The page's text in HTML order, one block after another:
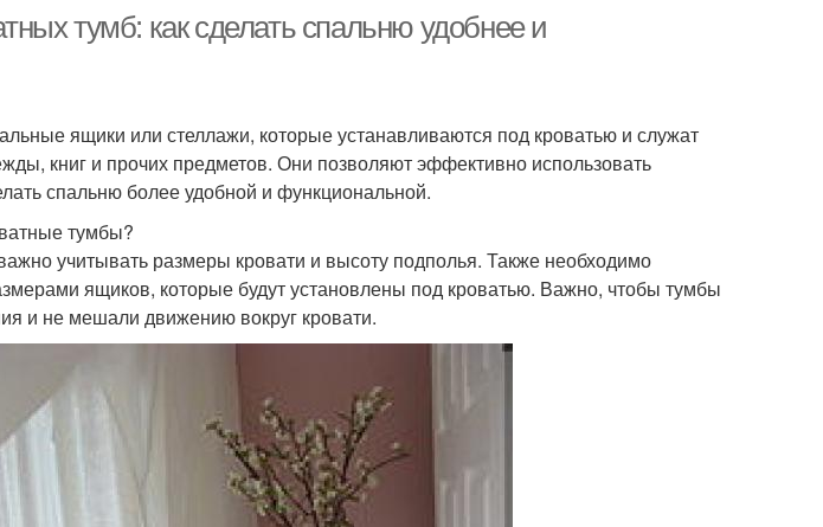
тумб: как сделать спальню удобнее и
ящики или стеллажи, которые устанавливаются под кроватью и служат
книг и прочих предметов. Они позволяют эффективно использовать
спальню более удобной и функциональной.
тумбы?
учитывать размеры кровати и высоту подполья. Также необходимо
ящиков, которые будут установлены под кроватью. Важно, чтобы тумбы
и не мешали движению вокруг кровати.